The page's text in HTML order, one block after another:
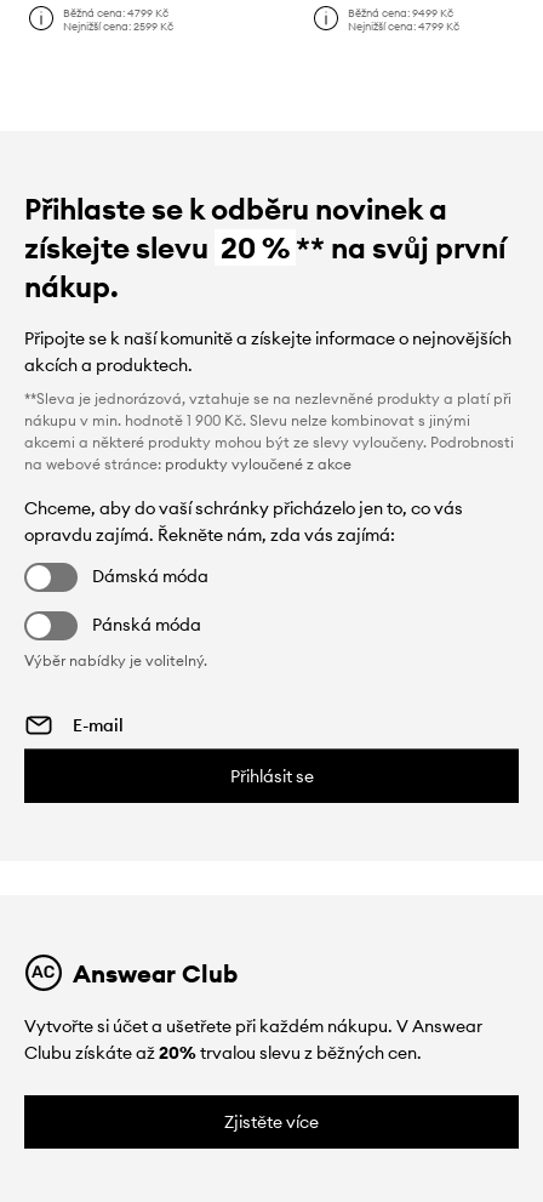
Běžná cena:4799 Kč
Nejnižší cena:2599 Kč
Běžná cena: 9499 Kč
Nejnižší cena: 4799 Kč
Přihlaste se k odběru novinek a
získejte slevu 20 %** na svůj první
nákup.
Připojte se k naší komunitě a získejte informace o nejnovějších
akcích a produktech.
**Sleva je jednorázová, vztahuje se na nezlevněné produkty a platí při
nákupu v min. hodnotě 1 900 Kč. Slevu nelze kombinovat s jinými
akcemi a některé produkty mohou být ze slevy vyloučeny. Podrobnosti
na webové stránce: produkty vyloučené z akce
Chceme, aby do vaší schránky přicházelo jen to, co vás
opravdu zajímá. Řekněte nám, zda vás zajímá:
Dámská móda
Pánská móda
Výběr nabídky je volitelný.
Přihlásit se
Answear Club
Vytvořte si účet a ušetřete při každém nákupu. V Answear
Clubu získáte až20%trvalou slevu z běžných cen.
Zjistěte více